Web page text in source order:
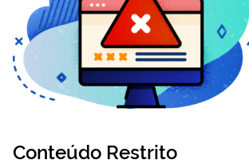
Conteúdo Restrito